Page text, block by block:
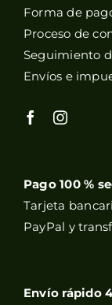
Forma de
Proceso de
Seguimiento
Envíos e
Pago 100 %
Tarjeta
PayPal y
Envío rápido